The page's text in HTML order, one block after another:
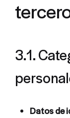
3.1.
Datos de